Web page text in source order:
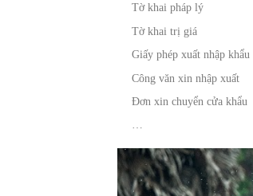
Tờ khai pháp lý
Tờ khai trị giá
Giấy phép xuất nhập khẩu
Công văn xin nhập xuất
Đơn xin chuyển cửa khẩu
…